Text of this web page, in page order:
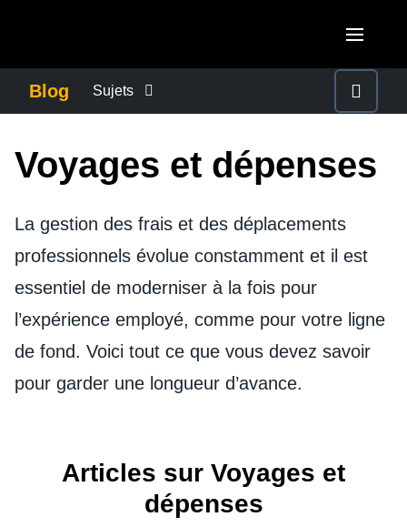
Canada (English)
Brasil (Português)
United Kingdom (English)
France (Français)
Deutschland (Deutsch)
Italia (Italiano)
Nederlands (English)
Belgium (English)
España (Español)
Australia (English)
日本（日本語)
Singapore (English)
Blog Sujets
ACTUALITÉS DE L'ENTREPRISE
L'EXPÉRIENCE EMPLOYÉ
CROISSANCE ET OPTIMISATION
Voyages et dépenses
La gestion des frais et des déplacements
professionnels évolue constamment et il est
essentiel de moderniser à la fois pour
l’expérience employé, comme pour votre ligne
de fond. Voici tout ce que vous devez savoir
pour garder une longueur d’avance.
Articles sur Voyages et
dépenses